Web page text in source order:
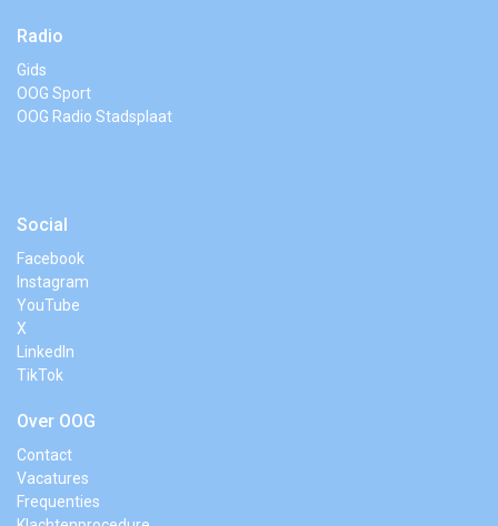
Radio
Gids
OOG Sport
OOG Radio Stadsplaat
Social
Facebook
Instagram
YouTube
X
LinkedIn
TikTok
Over OOG
Contact
Vacatures
Frequenties